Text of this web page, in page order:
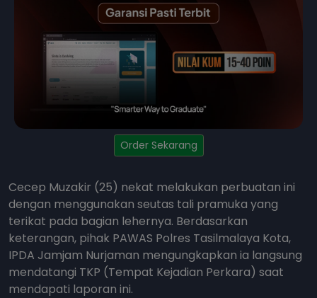
Order Sekarang
Cecep Muzakir (25) nekat melakukan perbuatan ini
dengan menggunakan seutas tali pramuka yang
terikat pada bagian lehernya. Berdasarkan
keterangan, pihak PAWAS Polres Tasilmalaya Kota,
IPDA Jamjam Nurjaman mengungkapkan ia langsung
mendatangi TKP (Tempat Kejadian Perkara) saat
mendapati laporan ini.